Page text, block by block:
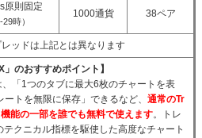
原則固定
29時）
1000通貨 38ペア
ッドは上記とは異なります
」のおすすめポイント】
「1つのタブに最大6枚のチャートを表
トを無限に保存」できるなど、 通常のTr
能の一部を誰でも無料で使えます。トレ
クニカル指標を駆使した高度なチャート